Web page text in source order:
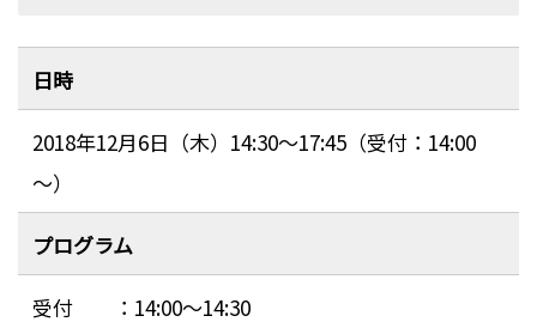
日時
2018年12月6日（木）14:30～17:45（受付：14:00
～）
プログラム
受付 ：14:00～14:30